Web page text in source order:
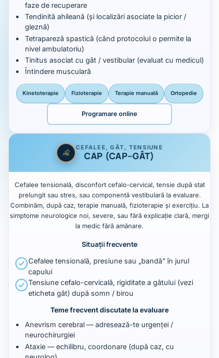
faze de recuperare
Tendinită ahileană (și localizări asociate la picior /
gleznă)
Tetrapareză spastică (când protocolul o permite la
nivel ambulatoriu)
Tinitus asociat cu gât / vestibular (evaluat cu medicul)
Întindere musculară
Kinetoterapie Fizioterapie Terapie manuală Ortopedie
Programare online
CEFALEE, GÂT, TENSIUNE
CAP (CAP–GÂT)
Cefalee tensională, disconfort cefalo-cervical, tensie după stat
prelungit sau stres, sau componentă vestibulară la evaluare.
Combinăm, după caz, terapie manuală, fizioterapie și exercițiu. La
simptome neurologice noi, severe, sau fără explicație clară, mergi
la medic fără amânare.
Situații frecvente
Cefalee tensională, presiune sau „bandă” în jurul
capului
Tensiune cefalo-cervicală, rigiditate a gâtului (vezi
eticheta gât) după somn / birou
Teme frecvent discutate la evaluare
Anevrism cerebral — adresează-te urgenței /
neurochirurgiei
Ataxie — echilibru, coordonare (după caz, cu